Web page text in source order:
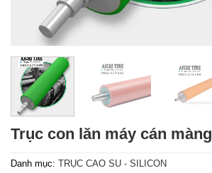
Trục con lăn máy cán màng
Danh mục: TRỤC CAO SU - SILICON